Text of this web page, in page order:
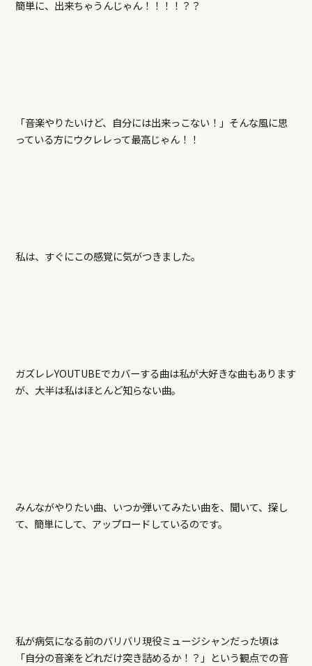
簡単に、出来ちゃうんじゃん！！！！？？
「音楽やりたいけど、自分には出来っこない！」そんな風に思
っている方にウクレレって最高じゃん！！
私は、すぐにこの感覚に気がつきました。
ガズレレYOUTUBEでカバーする曲は私が大好きな曲もあります
が、大半は私はほとんど知らない曲。
みんながやりたい曲、いつか弾いてみたい曲を、聞いて、探し
て、簡単にして、アップロードしているのです。
私が病気になる前のバリバリ現役ミュージシャンだった頃は
「自分の音楽をどれだけ突き詰めるか！？」という観点での音